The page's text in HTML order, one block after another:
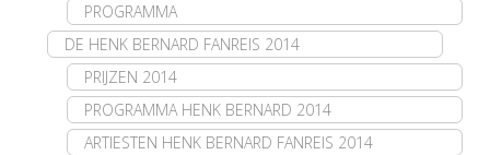
PROGRAMMA
DE HENK BERNARD FANREIS 2014
PRIJZEN 2014
PROGRAMMA HENK BERNARD 2014
ARTIESTEN HENK BERNARD FANREIS 2014